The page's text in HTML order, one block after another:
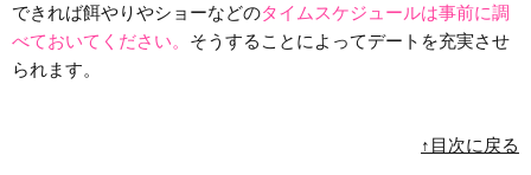
できれば餌やりやショーなどのタイムスケジュールは事前に調
べておいてください。 そうすることによってデートを充実させ
られます。
↑目次に戻る